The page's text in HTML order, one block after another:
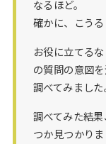
なるほど。
確かに、こうる
お役に立てる
の質問の意図
調べてみました
調べてみた結
つか見つかりま